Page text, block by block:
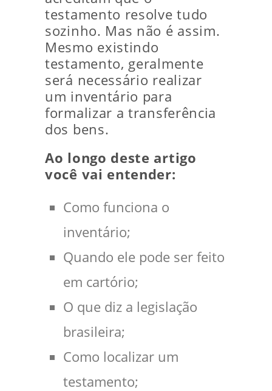
testamento resolve tudo
sozinho. Mas não é assim.
Mesmo existindo
testamento, geralmente
será necessário realizar
um inventário para
formalizar a transferência
dos bens.
Ao longo deste artigo
você vai entender:
Como funciona o
inventário;
Quando ele pode ser feito
em cartório;
O que diz a legislação
brasileira;
Como localizar um
testamento;